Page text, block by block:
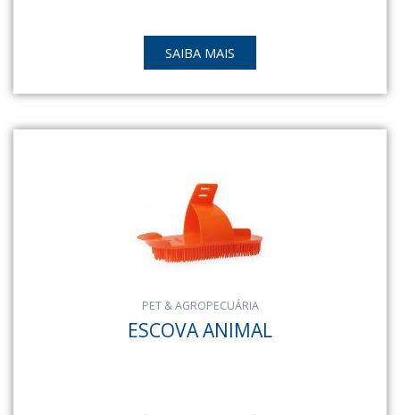
SAIBA MAIS
PET & AGROPECUÁRIA
ESCOVA ANIMAL